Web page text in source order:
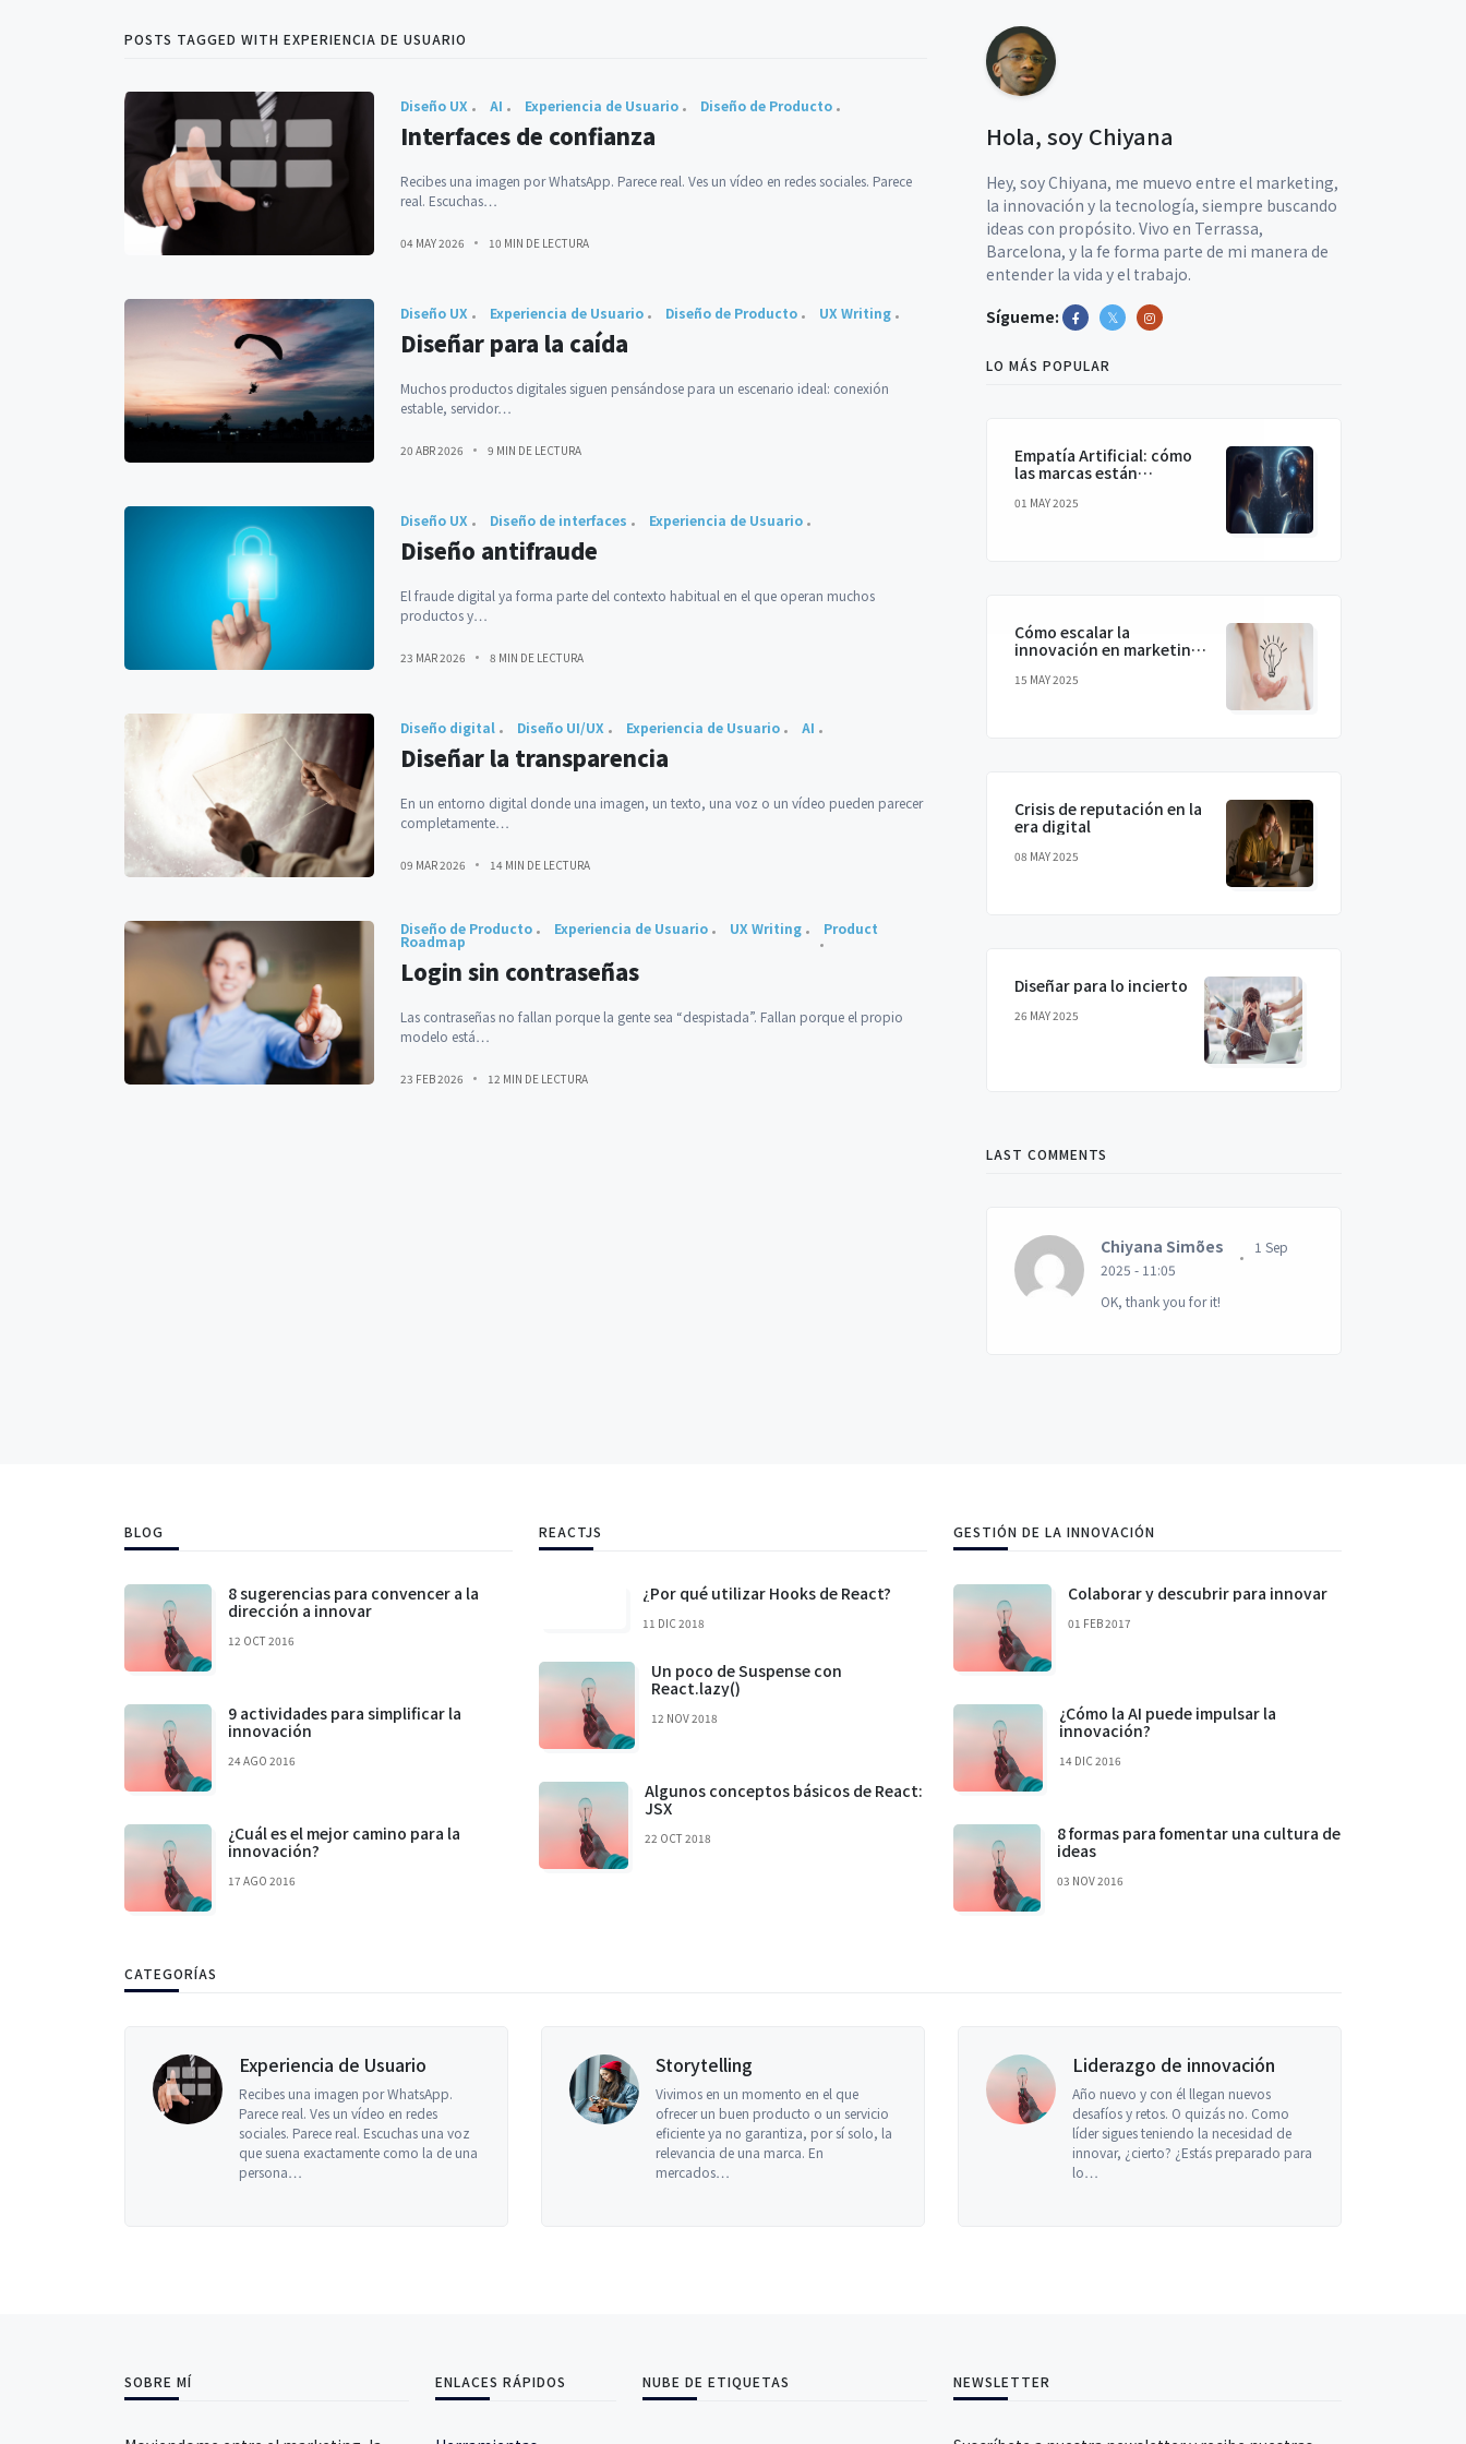
POSTS TAGGED WITH EXPERIENCIA DE USUARIO
Diseño UX AI Experiencia de Usuario Diseño de Producto
Interfaces de confianza
Recibes una imagen por WhatsApp. Parece real. Ves un vídeo en redes sociales. Parece
real. Escuchas…
04 MAY 2026 10 MIN DE LECTURA
Diseño UX Experiencia de Usuario Diseño de Producto UX Writing
Diseñar para la caída
Muchos productos digitales siguen pensándose para un escenario ideal: conexión
estable, servidor…
20 ABR 2026 9 MIN DE LECTURA
Diseño UX Diseño de interfaces Experiencia de Usuario
Diseño antifraude
El fraude digital ya forma parte del contexto habitual en el que operan muchos
productos y…
23 MAR 2026 8 MIN DE LECTURA
Diseño digital Diseño UI/UX Experiencia de Usuario AI
Diseñar la transparencia
En un entorno digital donde una imagen, un texto, una voz o un vídeo pueden parecer
completamente…
09 MAR 2026 14 MIN DE LECTURA
Diseño de Producto Experiencia de Usuario UX Writing Product
Roadmap
Login sin contraseñas
Las contraseñas no fallan porque la gente sea “despistada”. Fallan porque el propio
modelo está…
23 FEB 2026 12 MIN DE LECTURA
Hola, soy Chiyana
Hey, soy Chiyana, me muevo entre el marketing,
la innovación y la tecnología, siempre buscando
ideas con propósito. Vivo en Terrassa,
Barcelona, y la fe forma parte de mi manera de
entender la vida y el trabajo.
Sígueme:
LO MÁS POPULAR
Empatía Artificial: cómo
las marcas están
conectar de verdad
01 MAY 2025
Cómo escalar la
innovación en marketing
15 MAY 2025
Crisis de reputación en la
era digital
08 MAY 2025
Diseñar para lo incierto
26 MAY 2025
LAST COMMENTS
Chiyana Simões
1 Sep
2025 - 11:05
OK, thank you for it!
BLOG
8 sugerencias para convencer a la
dirección a innovar
12 OCT 2016
9 actividades para simplificar la
innovación
24 AGO 2016
¿Cuál es el mejor camino para la
innovación?
17 AGO 2016
REACTJS
¿Por qué utilizar Hooks de React?
11 DIC 2018
Un poco de Suspense con
React.lazy()
12 NOV 2018
Algunos conceptos básicos de React:
JSX
22 OCT 2018
GESTIÓN DE LA INNOVACIÓN
Colaborar y descubrir para innovar
01 FEB 2017
¿Cómo la AI puede impulsar la
innovación?
14 DIC 2016
8 formas para fomentar una cultura de
ideas
03 NOV 2016
CATEGORÍAS
Experiencia de Usuario
Recibes una imagen por WhatsApp.
Parece real. Ves un vídeo en redes
sociales. Parece real. Escuchas una voz
que suena exactamente como la de una
Storytelling
Vivimos en un momento en el que
ofrecer un buen producto o un servicio
eficiente ya no garantiza, por sí solo, la
relevancia de una marca. En
Liderazgo de innovación
Año nuevo y con él llegan nuevos
desafíos y retos. O quizás no. Como
líder sigues teniendo la necesidad de
innovar, ¿cierto? ¿Estás preparado para
SOBRE MÍ ENLACES RÁPIDOS NUBE DE ETIQUETAS NEWSLETTER